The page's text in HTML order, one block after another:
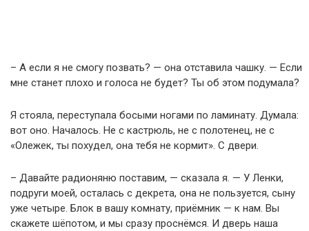
– А если я не смогу позвать? — она отставила чашку. — Если
мне станет плохо и голоса не будет? Ты об этом подумала?
Я стояла, переступала босыми ногами по ламинату. Думала:
вот оно. Началось. Не с кастрюль, не с полотенец, не с
«Олежек, ты похудел, она тебя не кормит». С двери.
– Давайте радионяню поставим, — сказала я. — У Ленки,
подруги моей, осталась с декрета, она не пользуется, сыну
уже четыре. Блок в вашу комнату, приёмник — к нам. Вы
скажете шёпотом, и мы сразу проснёмся. И дверь наша